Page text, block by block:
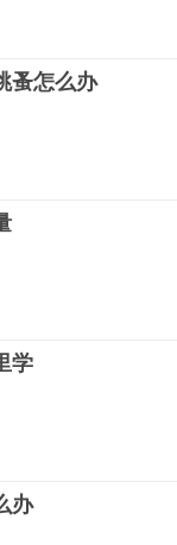
蚤怎么办
学
办